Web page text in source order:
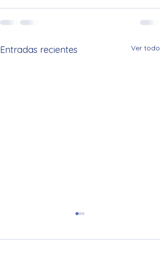
Entradas recientes Ver todo